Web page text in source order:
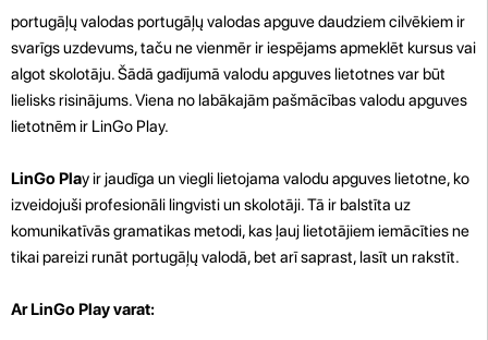
portugāļų valodas portugāļų valodas apguve daudziem cilvēkiem ir
svarīgs uzdevums, taču ne vienmēr ir iespējams apmeklēt kursus vai
algot skolotāju. Šādā gadījumā valodu apguves lietotnes var būt
lielisks risinājums. Viena no labākajām pašmācības valodu apguves
lietotnēm ir LinGo Play.
LinGo Play ir jaudīga un viegli lietojama valodu apguves lietotne, ko
izveidojuši profesionāli lingvisti un skolotāji. Tā ir balstīta uz
komunikatīvās gramatikas metodi, kas ļauj lietotājiem iemācīties ne
tikai pareizi runāt portugāļų valodā, bet arī saprast, lasīt un rakstīt.
Ar LinGo Play varat: